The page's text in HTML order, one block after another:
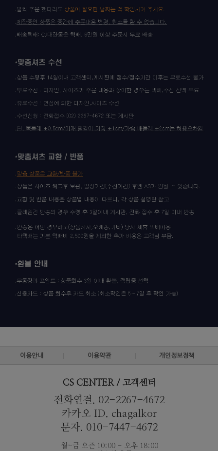
이용안내 이용약관 개인정보정책
CS CENTER / 고객센터
전화연결. 02-2267-4672
카카오 ID. chagalkor
문자. 010-7447-4672
월~금 오즌 10:00 - 오후 18:00